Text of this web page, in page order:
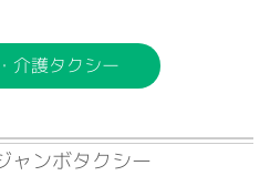
介護タクシー
ャンボタクシー